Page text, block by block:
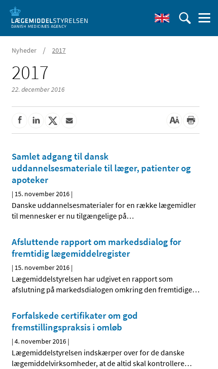
Nyheder / 2017
2017
22. december 2016
Samlet adgang til dansk
uddannelsesmateriale til læger, patienter og
apoteker
| 15. november 2016 |
Danske uddannelsesmaterialer for en række lægemidler
til mennesker er nu tilgængelige på…
Afsluttende rapport om markedsdialog for
fremtidig lægemiddelregister
| 15. november 2016 |
Lægemiddelstyrelsen har udgivet en rapport som
afslutning på markedsdialogen omkring den fremtidige…
Forfalskede certifikater om god
fremstillingspraksis i omløb
|4. november 2016 |
Lægemiddelstyrelsen indskærper over for de danske
lægemiddelvirksomheder, at de altid skal kontrollere…